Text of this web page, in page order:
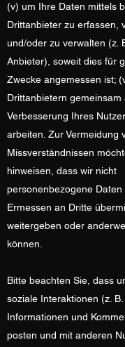
(v) um Ihre Daten mittels
Drittanbieter zu erfassen,
und/oder zu verwalten (z.
Anbieter), soweit dies für
Zwecke angemessen ist;
Drittanbietern gemeinsam
Verbesserung Ihres
arbeiten. Zur Vermeidung
Missverständnissen
hinweisen, dass wir nicht
personenbezogene Daten
Ermessen an Dritte
weitergeben oder
können.
Bitte beachten Sie, dass
soziale Interaktionen (z. B.
Informationen und
posten und mit anderen